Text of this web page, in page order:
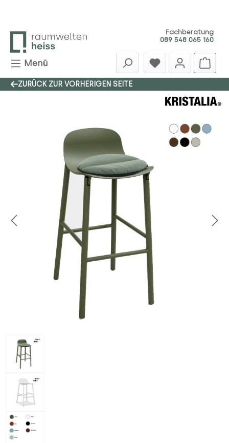
Fachberatung
089 548 065 160
Menü
ZURÜCK ZUR VORHERIGEN SEITE